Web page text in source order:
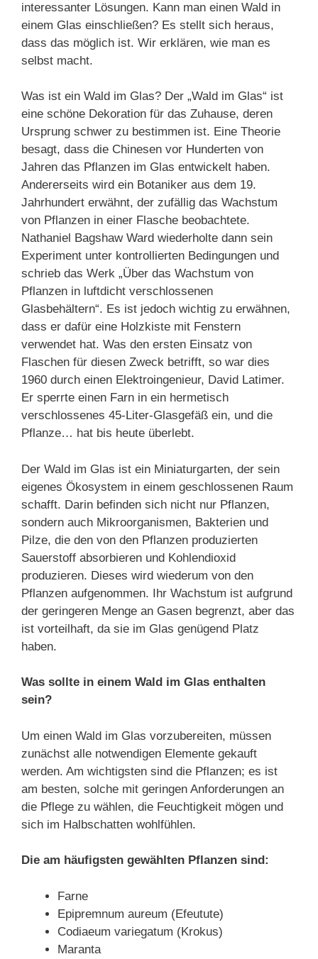
interessanter Lösungen. Kann man einen Wald in
einem Glas einschließen? Es stellt sich heraus,
dass das möglich ist. Wir erklären, wie man es
selbst macht.
Was ist ein Wald im Glas? Der „Wald im Glas“ ist
eine schöne Dekoration für das Zuhause, deren
Ursprung schwer zu bestimmen ist. Eine Theorie
besagt, dass die Chinesen vor Hunderten von
Jahren das Pflanzen im Glas entwickelt haben.
Andererseits wird ein Botaniker aus dem 19.
Jahrhundert erwähnt, der zufällig das Wachstum
von Pflanzen in einer Flasche beobachtete.
Nathaniel Bagshaw Ward wiederholte dann sein
Experiment unter kontrollierten Bedingungen und
schrieb das Werk „Über das Wachstum von
Pflanzen in luftdicht verschlossenen
Glasbehältern“. Es ist jedoch wichtig zu erwähnen,
dass er dafür eine Holzkiste mit Fenstern
verwendet hat. Was den ersten Einsatz von
Flaschen für diesen Zweck betrifft, so war dies
1960 durch einen Elektroingenieur, David Latimer.
Er sperrte einen Farn in ein hermetisch
verschlossenes 45-Liter-Glasgefäß ein, und die
Pflanze… hat bis heute überlebt.
Der Wald im Glas ist ein Miniaturgarten, der sein
eigenes Ökosystem in einem geschlossenen Raum
schafft. Darin befinden sich nicht nur Pflanzen,
sondern auch Mikroorganismen, Bakterien und
Pilze, die den von den Pflanzen produzierten
Sauerstoff absorbieren und Kohlendioxid
produzieren. Dieses wird wiederum von den
Pflanzen aufgenommen. Ihr Wachstum ist aufgrund
der geringeren Menge an Gasen begrenzt, aber das
ist vorteilhaft, da sie im Glas genügend Platz
haben.
Was sollte in einem Wald im Glas enthalten
sein?
Um einen Wald im Glas vorzubereiten, müssen
zunächst alle notwendigen Elemente gekauft
werden. Am wichtigsten sind die Pflanzen; es ist
am besten, solche mit geringen Anforderungen an
die Pflege zu wählen, die Feuchtigkeit mögen und
sich im Halbschatten wohlfühlen.
Die am häufigsten gewählten Pflanzen sind:
Farne
Epipremnum aureum (Efeutute)
Codiaeum variegatum (Krokus)
Maranta